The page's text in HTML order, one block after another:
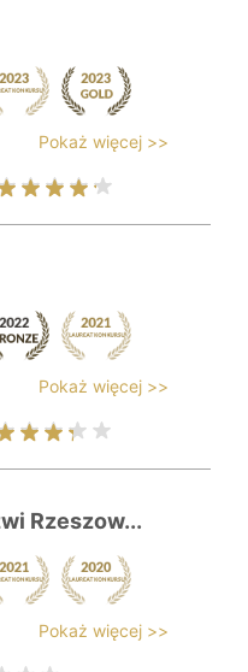
Pokaż więcej >>
Pokaż więcej >>
Rzeszow...
Pokaż więcej >>